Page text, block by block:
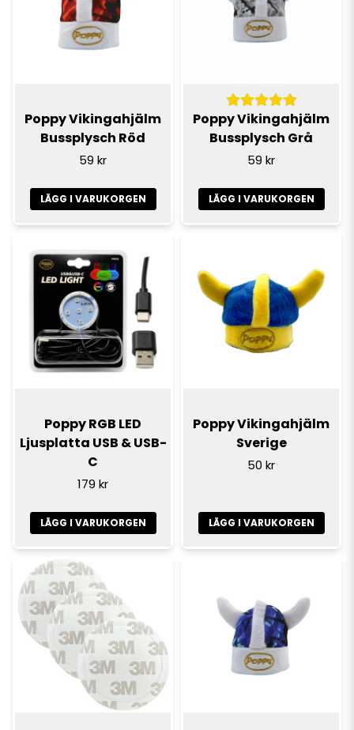
Poppy Vikingahjälm
Bussplysch Röd
59 kr
LÄGG I VARUKORGEN
Poppy Vikingahjälm
Bussplysch Grå
59 kr
LÄGG I VARUKORGEN
Poppy RGB LED
Ljusplatta USB & USB-
C
179 kr
LÄGG I VARUKORGEN
Poppy Vikingahjälm
Sverige
50 kr
LÄGG I VARUKORGEN